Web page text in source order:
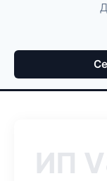
ИП